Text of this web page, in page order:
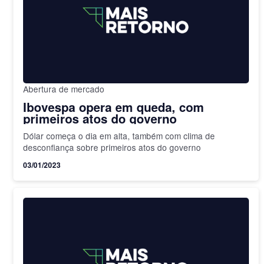
Abertura de mercado
Ibovespa opera em queda, com
primeiros atos do governo
Dólar começa o dia em alta, também com clima de
desconfiança sobre primeiros atos do governo
03/01/2023